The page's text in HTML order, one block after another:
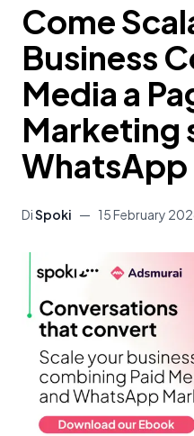
Come
Business
Media a
Marketing
WhatsApp
DiSpoki — 15 February